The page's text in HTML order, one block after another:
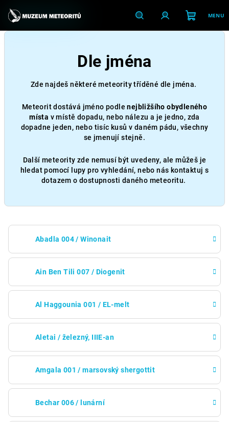
obsah
HledatPřihlášeníNákupní
Dle jména
Zde najdeš některé meteority tříděné dle jména.
Meteorit dostává jméno podlenejbližšího obydleného
místa v místě dopadu, nebo nálezu a je jedno, zda
dopadne jeden, nebo tisíc kusů v daném pádu, všechny
se jmenují stejně.
Další meteority zde nemusí být uvedeny, ale můžeš je
hledat pomocí lupy pro vyhledání, nebo nás kontaktuj s
dotazem o dostupnosti daného meteoritu.
Abadla 004 / Winonait
Ain Ben Tili 007 / Diogenit
Al Haggounia 001 / EL-melt
Aletai / železný, IIIE-an
Amgala 001 / marsovský shergottit
Bechar 006 / lunární